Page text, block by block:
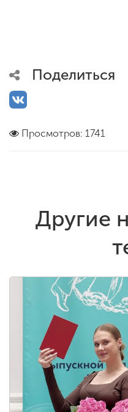
Поделиться
Просмотров: 1741
Другие